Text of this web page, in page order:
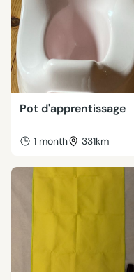
Pot d'apprentissage
1 month 331km